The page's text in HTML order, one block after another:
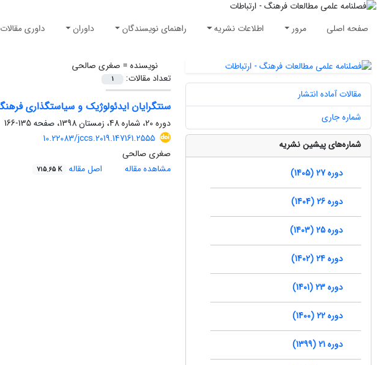
صفحه اصلی مرور اطلاعات نشریه راهنمای نویسندگان داوران داوری مقالات
نویسنده = صغری صالحی
تعداد مقالات:
1
سنت‎گرایان ایدئولوژیک و سیاستگذاری فرهنگی (مورد مطالعه: رویکرد مهدی نصیری)
دوره 20، شماره 48، زمستان 1398، صفحه
135-166
10.22083/jccs.2019.147161.2555
صغری صالحی
مشاهده مقاله
اصل مقاله 715.65 K
مقالات آماده انتشار
شماره جاری
شماره‌های پیشین نشریه
دوره 27 (1405)
دوره 26 (1404)
دوره 25 (1403)
دوره 24 (1402)
دوره 23 (1401)
دوره 22 (1400)
دوره 21 (1399)